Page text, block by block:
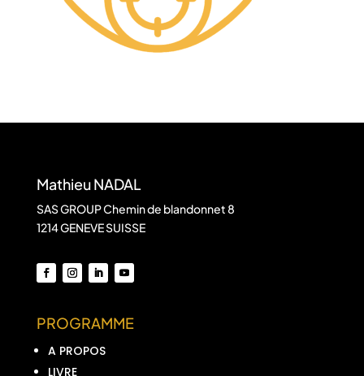
Mathieu NADAL
SAS GROUP Chemin de blandonnet 8
1214 GENEVE SUISSE
PROGRAMME
A PROPOS
LIVRE